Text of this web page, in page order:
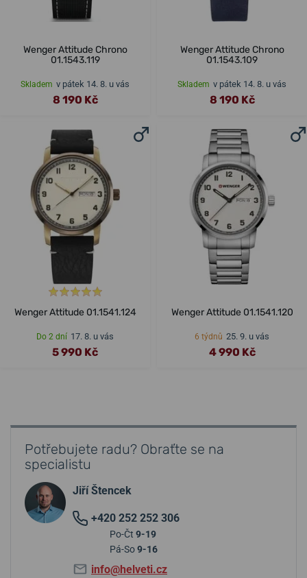
Wenger Attitude Chrono
01.1543.119
Skladem v pátek 14. 8. u vás
8 190 Kč
Wenger Attitude Chrono
01.1543.109
Skladem v pátek 14. 8. u vás
8 190 Kč
Wenger Attitude 01.1541.124
Do 2 dní 17. 8. u vás
5 990 Kč
Wenger Attitude 01.1541.120
6 týdnů 25. 9. u vás
4 990 Kč
Potřebujete radu? Obraťte se na
specialistu
Jiří Štencek
+420 252 252 306
Po-Čt 9-19
Pá-So9-16
info@helveti.cz